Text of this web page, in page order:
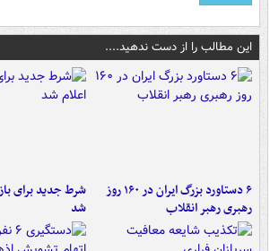
این مطالب را از دست ندهید....
۶ دستاورد بزرگ ایران در ۱۶۰ روز
رهبری رهبر انقلاب
شرط جدید برای
شد